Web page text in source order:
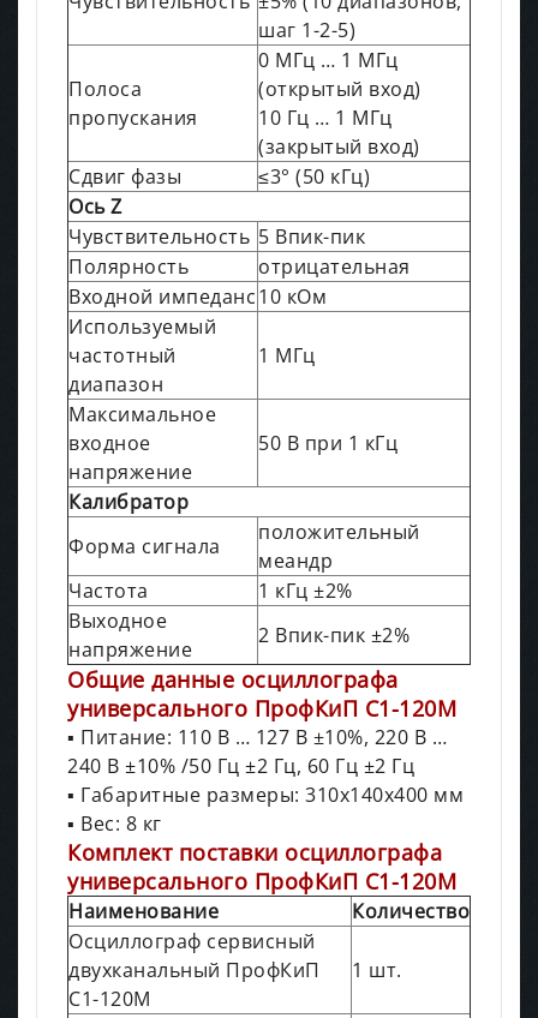
шаг 1-2-5)
Полоса
пропускания
0 МГц … 1 МГц
(открытый вход)
10 Гц … 1 МГц
(закрытый вход)
Сдвиг фазы
≤3° (50 кГц)
ОсьZ
Чувствительность 5 Впик-пик
Полярность
отрицательная
Входной импеданс10 кОм
Используемый
частотный
диапазон
1 МГц
Максимальное
входное
напряжение
50 В при 1 кГц
Калибратор
Форма сигнала
положительный
меандр
Частота
1 кГц ±2%
Выходное
напряжение
2 Впик-пик ±2%
Общие данные осциллографа
универсального ПрофКиП С1-120М
▪ Питание: 110 В … 127 В ±10%, 220 В …
240 В ±10% /50 Гц ±2 Гц, 60 Гц ±2 Гц
▪ Габаритные размеры: 310х140х400 мм
▪ Вес: 8 кг
Комплект поставки осциллографа
универсального ПрофКиП С1-120М
Наименование
Количество
Осциллограф сервисный
двухканальный ПрофКиП
С1-120М
1 шт.